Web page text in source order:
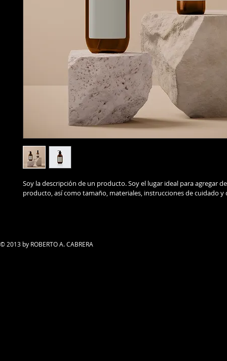
Soy la descripción de un producto. Soy el lugar ideal para agregar
producto, así como tamaño, materiales, instrucciones de cuidado y
© 2013 by ROBERTO A. CABRERA